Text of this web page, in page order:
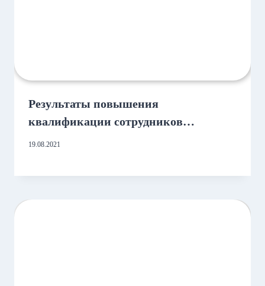
Результаты повышения
квалификации сотрудников
Департамента взыскания!
19.08.2021